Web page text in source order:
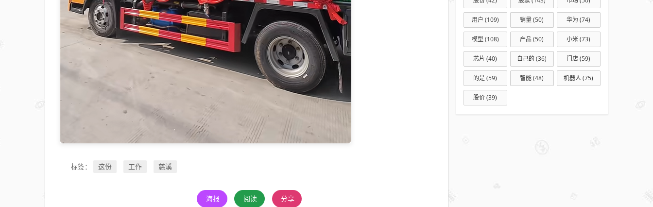
标签： 这份 工作 慈溪
海报 阅读 分享
用户 (109) 销量(50) 华为 (74)
模型 (108) 产品 (50) 小米(73)
芯片 (40) 自己的 (36) 门店(59)
的是(59) 智能(48) 机器人(75)
股价(39)